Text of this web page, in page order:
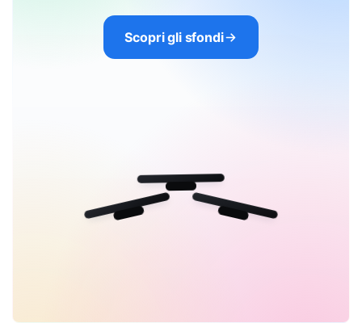
Scopri gli sfondi